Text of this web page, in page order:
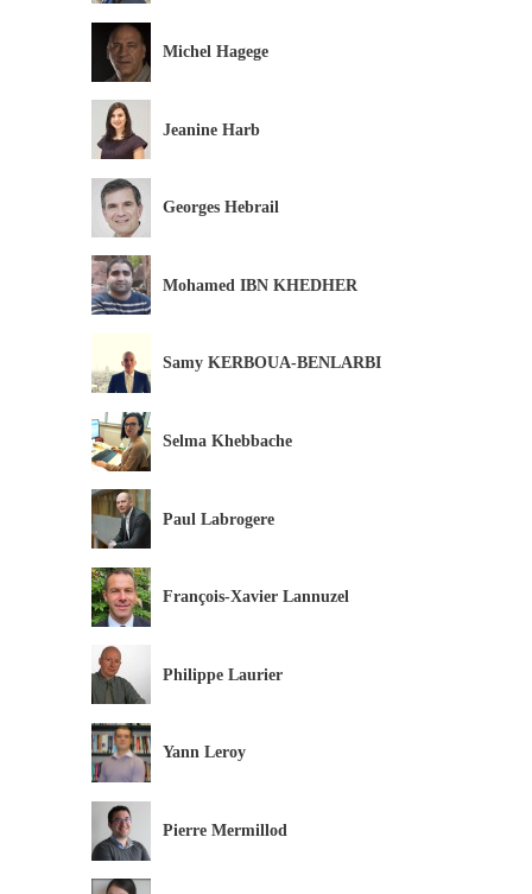
Michel Hagege
Jeanine Harb
Georges Hebrail
Mohamed IBN KHEDHER
Samy KERBOUA-BENLARBI
Selma Khebbache
Paul Labrogere
François-Xavier Lannuzel
Philippe Laurier
Yann Leroy
Pierre Mermillod